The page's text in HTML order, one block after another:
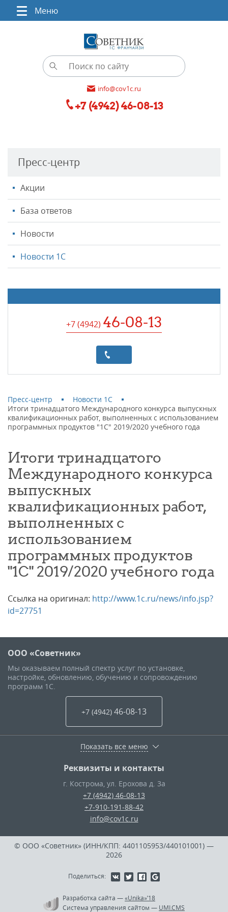
Меню
info@cov1c.ru
+7 (4942) 46-08-13
Пресс-центр
Акции
База ответов
Новости
Новости 1С
+7 (4942) 46-08-13
Пресс-центр
Новости 1С
Итоги тринадцатого Международного конкурса выпускных
квалификационных работ, выполненных с использованием
программных продуктов "1С" 2019/2020 учебного года
Итоги тринадцатого
Международного конкурса
выпускных
квалификационных работ,
выполненных с
использованием
программных продуктов
"1С" 2019/2020 учебного года
Ссылка на оригинал: http://www.1c.ru/news/info.jsp?
id=27751
ООО «Советник»
Мы оказываем полный спектр услуг по установке,
настройке, обновлению, обучению и сопровождению
программ 1С.
+7 (4942) 46-08-13
Показать все меню
Реквизиты и контакты
г. Кострома, ул. Ерохова д. 3а
+7 (4942) 46-08-13
+7-910-191-88-42
info@cov1c.ru
© ООО «Советник» (ИНН/КПП: 4401105953/440101001) —
2026
Поделиться:
Разработка сайта —«Unika»’18
Система управления сайтом — UMI.CMS